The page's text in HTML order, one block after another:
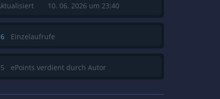
10. 06. 2026 um 23:40
Einzelaufrufe
ePoints verdient durch Autor